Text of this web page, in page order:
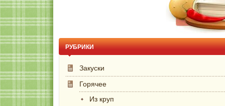
РУБРИКИ
Закуски
Горячее
Из круп